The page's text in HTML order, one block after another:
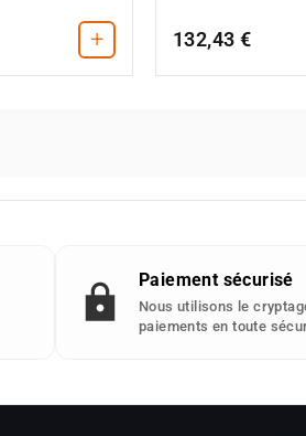
+ 132,43 €
Paiement sécurisé
Nous utilisons le
paiements en toute